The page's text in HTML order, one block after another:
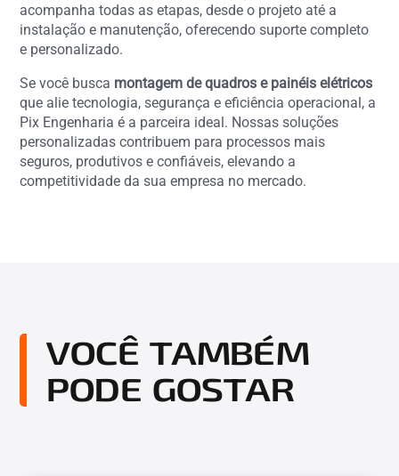
acompanha todas as etapas, desde o projeto até a
instalação e manutenção, oferecendo suporte completo
e personalizado.
Se você busca montagem de quadros e painéis elétricos
que alie tecnologia, segurança e eficiência operacional, a
Pix Engenharia é a parceira ideal. Nossas soluções
personalizadas contribuem para processos mais
seguros, produtivos e confiáveis, elevando a
competitividade da sua empresa no mercado.
VOCÊ TAMBÉM
PODE GOSTAR